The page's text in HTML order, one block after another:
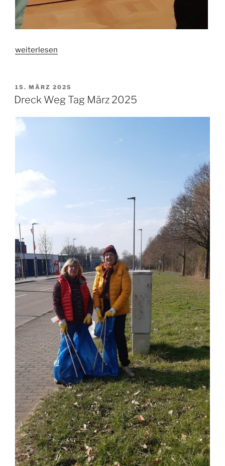
„Städtepartnerschaft
/
Ukraine“
weiterlesen
VERÖFFENTLICHT
AM
15. MÄRZ 2025
Dreck Weg Tag März 2025